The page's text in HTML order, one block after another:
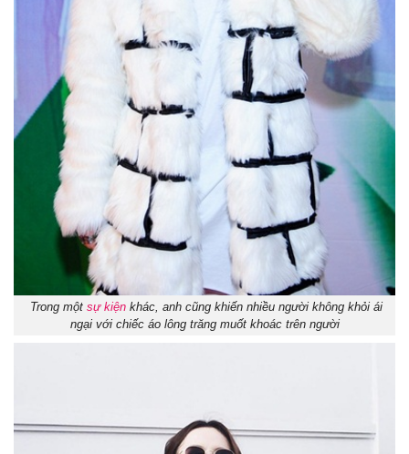
Trong một sự kiện khác, anh cũng khiến nhiều người không khỏi ái
ngại với chiếc áo lông trăng muốt khoác trên người